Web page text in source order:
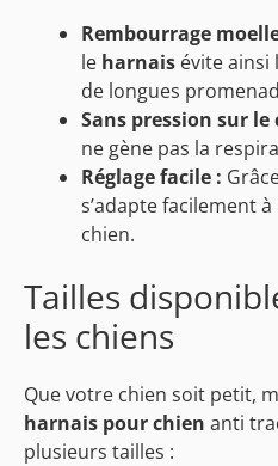
Rembourrage
le harnais évite
de longues
Sans pression sur le
ne gène pas la
Réglage facile :
s’adapte facilement
chien.
Tailles
les chiens
Que votre chien soit petit,
harnais pour chien anti
plusieurs tailles :